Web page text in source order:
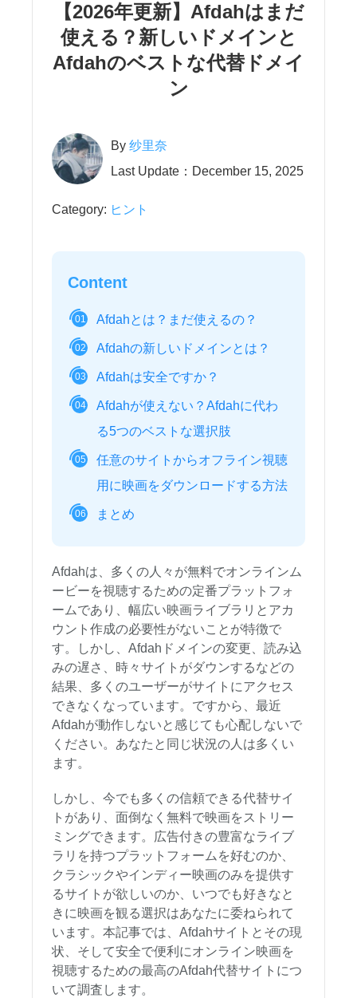
【2026年更新】Afdahはまだ
使える？新しいドメインと
Afdahのベストな代替ドメイ
ン
By 纱里奈
Last Update：December 15, 2025
Category: ヒント
Content
01 Afdahとは？まだ使えるの？
02 Afdahの新しいドメインとは？
03 Afdahは安全ですか？
04
Afdahが使えない？Afdahに代わ
る5つのベストな選択肢
05
任意のサイトからオフライン視聴
用に映画をダウンロードする方法
06 まとめ
Afdahは、多くの人々が無料でオンラインム
ービーを視聴するための定番プラットフォ
ームであり、幅広い映画ライブラリとアカ
ウント作成の必要性がないことが特徴で
す。しかし、Afdahドメインの変更、読み込
みの遅さ、時々サイトがダウンするなどの
結果、多くのユーザーがサイトにアクセス
できなくなっています。ですから、最近
Afdahが動作しないと感じても心配しないで
ください。あなたと同じ状況の人は多くい
ます。
しかし、今でも多くの信頼できる代替サイ
トがあり、面倒なく無料で映画をストリー
ミングできます。広告付きの豊富なライブ
ラリを持つプラットフォームを好むのか、
クラシックやインディー映画のみを提供す
るサイトが欲しいのか、いつでも好きなと
きに映画を観る選択はあなたに委ねられて
います。本記事では、Afdahサイトとその現
状、そして安全で便利にオンライン映画を
視聴するための最高のAfdah代替サイトにつ
いて調査します。